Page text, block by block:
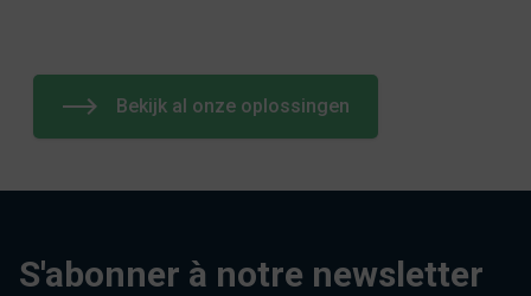
Bekijk al onze oplossingen
S'abonner à notre newsletter